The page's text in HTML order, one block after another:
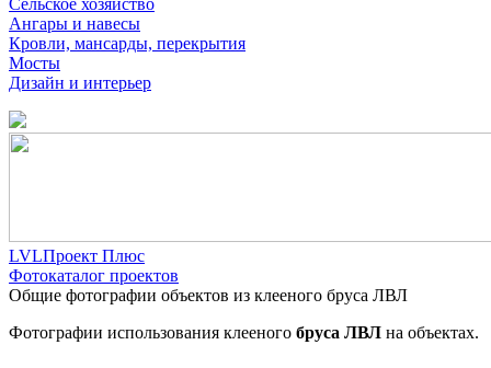
Сельское хозяйство
Ангары и навесы
Кровли, мансарды, перекрытия
Мосты
Дизайн и интерьер
LVLПроект Плюс
Фотокаталог проектов
Общие фотографии объектов из клееного бруса ЛВЛ
Фотографии использования клееного бруса ЛВЛ на объектах.